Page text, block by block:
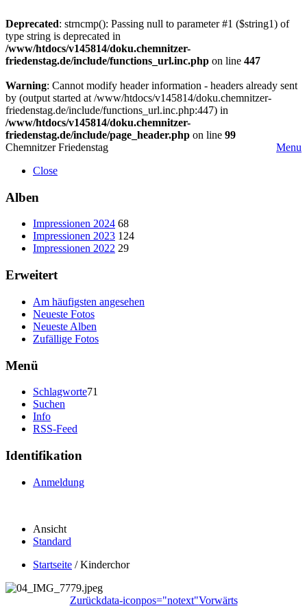
Deprecated: strncmp(): Passing null to parameter #1 ($string1) of
type string is deprecated in
/www/htdocs/v145814/doku.chemnitzer-
friedenstag.de/include/functions_url.inc.php on line 447
Warning: Cannot modify header information - headers already sent
by (output started at /www/htdocs/v145814/doku.chemnitzer-
friedenstag.de/include/functions_url.inc.php:447) in
/www/htdocs/v145814/doku.chemnitzer-
friedenstag.de/include/page_header.php on line 99
Chemnitzer Friedenstag
Menu
Close
Alben
Impressionen 2024 68
Impressionen 2023 124
Impressionen 2022 29
Erweitert
Am häufigsten angesehen
Neueste Fotos
Neueste Alben
Zufällige Fotos
Menü
Schlagworte71
Suchen
Info
RSS-Feed
Identifikation
Anmeldung
Ansicht
Standard
Startseite /Kinderchor
Zurückdata-iconpos="notext"Vorwärts